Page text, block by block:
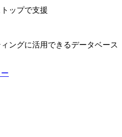
ップで支援
ングに活用できるデータベース